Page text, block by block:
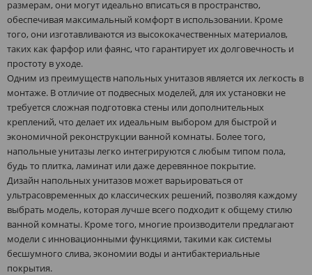
размерам, они могут идеально вписаться в пространство,
обеспечивая максимальный комфорт в использовании. Кроме
того, они изготавливаются из высококачественных материалов,
таких как фарфор или фаянс, что гарантирует их долговечность и
простоту в уходе.
Одним из преимуществ напольных унитазов является их легкость в
монтаже. В отличие от подвесных моделей, для их установки не
требуется сложная подготовка стены или дополнительных
креплений, что делает их идеальным выбором для быстрой и
экономичной реконструкции ванной комнаты. Более того,
напольные унитазы легко интегрируются с любым типом пола,
будь то плитка, ламинат или даже деревянное покрытие.
Дизайн напольных унитазов может варьироваться от
ультрасовременных до классических решений, позволяя каждому
выбрать модель, которая лучше всего подходит к общему стилю
ванной комнаты. Кроме того, многие производители предлагают
модели с инновационными функциями, такими как системы
бесшумного слива, экономии воды и антибактериальные
покрытия.